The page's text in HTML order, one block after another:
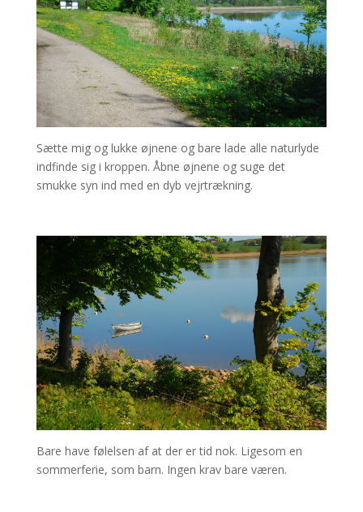
Sætte mig og lukke øjnene og bare lade alle naturlyde
indfinde sig i kroppen. Åbne øjnene og suge det
smukke syn ind med en dyb vejrtrækning.
Bare have følelsen af at der er tid nok. Ligesom en
sommerferie, som barn. Ingen krav bare væren.